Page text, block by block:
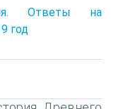
Ответы на
год